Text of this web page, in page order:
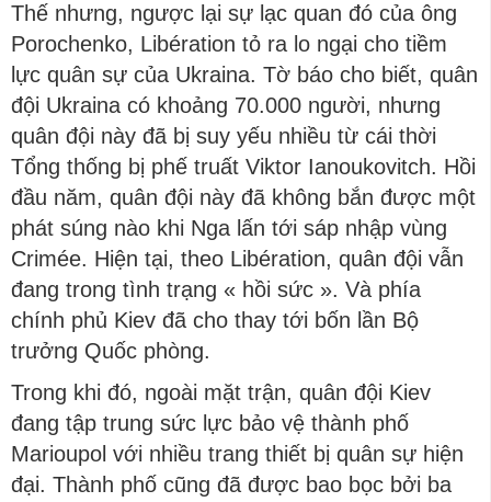
Thế nhưng, ngược lại sự lạc quan đó của ông
Porochenko, Libération tỏ ra lo ngại cho tiềm
lực quân sự của Ukraina. Tờ báo cho biết, quân
đội Ukraina có khoảng 70.000 người, nhưng
quân đội này đã bị suy yếu nhiều từ cái thời
Tổng thống bị phế truất Viktor Ianoukovitch. Hồi
đầu năm, quân đội này đã không bắn được một
phát súng nào khi Nga lấn tới sáp nhập vùng
Crimée. Hiện tại, theo Libération, quân đội vẫn
đang trong tình trạng « hồi sức ». Và phía
chính phủ Kiev đã cho thay tới bốn lần Bộ
trưởng Quốc phòng.
Trong khi đó, ngoài mặt trận, quân đội Kiev
đang tập trung sức lực bảo vệ thành phố
Marioupol với nhiều trang thiết bị quân sự hiện
đại. Thành phố cũng đã được bao bọc bởi ba